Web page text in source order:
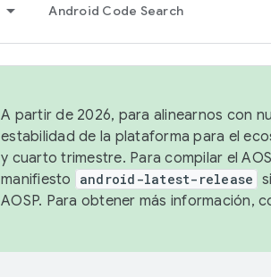
Android Code Search
A partir de 2026, para alinearnos con
estabilidad de la plataforma para el
y cuarto trimestre. Para compilar el
manifiesto
android-latest-release
AOSP. Para obtener más información,